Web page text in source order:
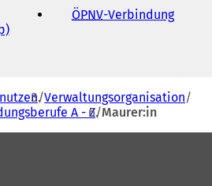
(
n
e
t
i
ÖPNV-Verbindung(
t
n
Verwaltungsorganisation
A - Z Maurer:in